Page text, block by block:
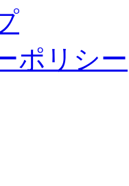
ポリシー